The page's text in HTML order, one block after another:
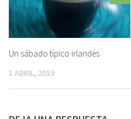
Un sábado típico irlandés
1 ABRIL, 2019